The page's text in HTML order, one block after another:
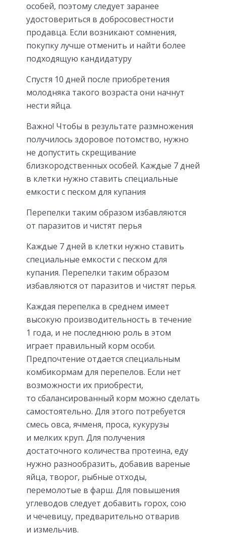
особей, поэтому следует заранее
удостовериться в добросовестности
продавца. Если возникают сомнения,
покупку лучше отменить и найти более
подходящую кандидатуру
Спустя 10 дней после приобретения
молодняка такого возраста они начнут
нести яйца.
Важно! Чтобы в результате размножения
получилось здоровое потомство, нужно
не допустить скрещивание
близкородственных особей. Каждые 7 дней
в клетки нужно ставить специальные
емкости с песком для купания
Перепелки таким образом избавляются
от паразитов и чистят перья
Каждые 7 дней в клетки нужно ставить
специальные емкости с песком для
купания. Перепелки таким образом
избавляются от паразитов и чистят перья.
Каждая перепелка в среднем имеет
высокую производительность в течение
1 года, и не последнюю роль в этом
играет правильный корм особи.
Предпочтение отдается специальным
комбикормам для перепелов. Если нет
возможности их приобрести,
то сбалансированный корм можно сделать
самостоятельно. Для этого потребуется
смесь овса, ячменя, проса, кукурузы
и мелких круп. Для получения
достаточного количества протеина, еду
нужно разнообразить, добавив вареные
яйца, творог, рыбные отходы,
перемолотые в фарш. Для повышения
углеводов следует добавить горох, сою
и чечевицу, предварительно отварив
и измельчив.